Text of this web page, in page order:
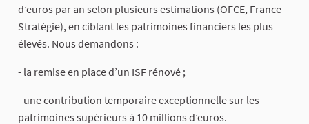
d’euros par an selon plusieurs estimations (OFCE, France
Stratégie), en ciblant les patrimoines financiers les plus
élevés. Nous demandons :
- la remise en place d’un ISF rénové ;
- une contribution temporaire exceptionnelle sur les
patrimoines supérieurs à 10 millions d’euros.